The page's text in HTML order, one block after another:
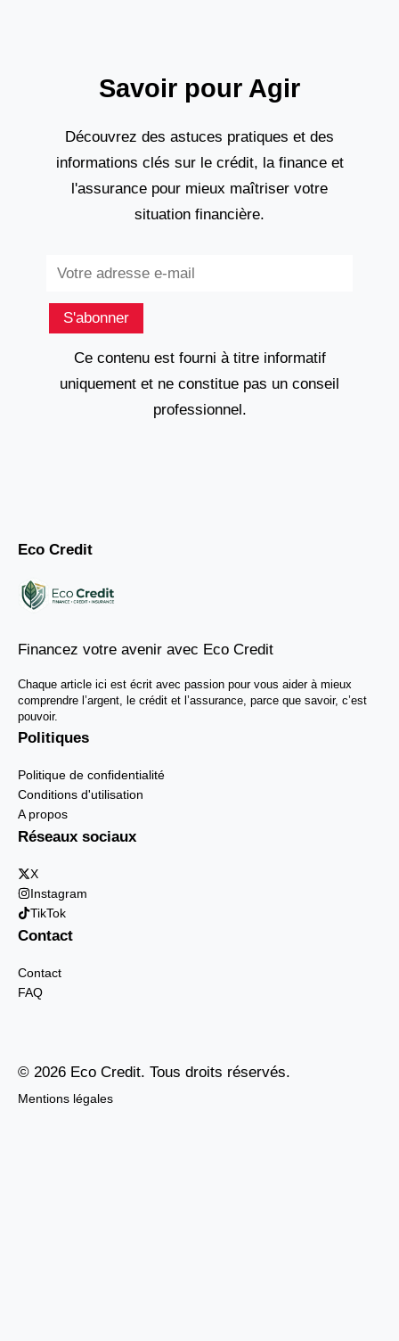
Savoir pour Agir
Découvrez des astuces pratiques et des
informations clés sur le crédit, la finance et
l'assurance pour mieux maîtriser votre
situation financière.
S'abonner
Ce contenu est fourni à titre informatif
uniquement et ne constitue pas un conseil
professionnel.
Eco Credit
Financez votre avenir avec Eco Credit
Chaque article ici est écrit avec passion pour vous aider à mieux
comprendre l’argent, le crédit et l’assurance, parce que savoir, c’est
pouvoir.
Politiques
Politique de confidentialité
Conditions d'utilisation
A propos
Réseaux sociaux
X
Instagram
TikTok
Contact
Contact
FAQ
© 2026 Eco Credit. Tous droits réservés.
Mentions légales